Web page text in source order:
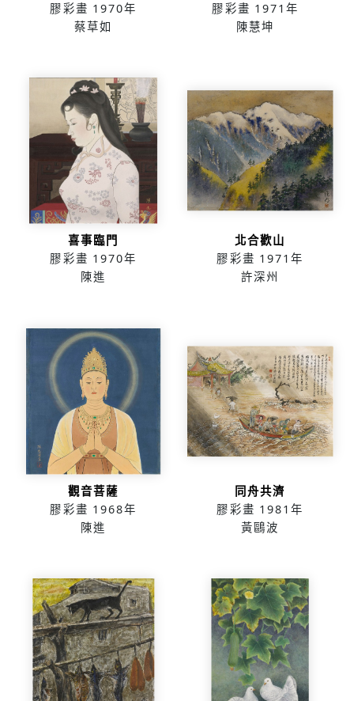
膠彩畫 1970年
蔡草如
膠彩畫 1971年
陳慧坤
喜事臨門
膠彩畫 1970年
陳進
北合歡山
膠彩畫 1971年
許深州
觀音菩薩
膠彩畫 1968年
陳進
同舟共濟
膠彩畫 1981年
黃鷗波